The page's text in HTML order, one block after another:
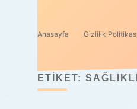
Anasayfa Gizlilik Politikası
ETIKET: